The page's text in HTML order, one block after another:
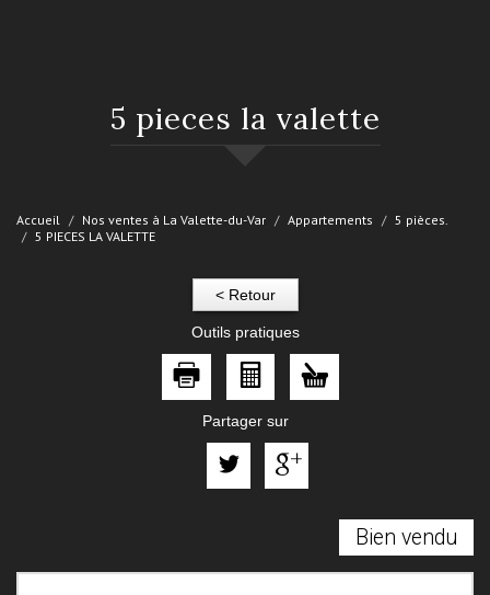
5 pieces la valette
Accueil Nos ventes à La Valette-du-Var Appartements
5 pièces.
5 PIECES LA VALETTE
< Retour
Outils pratiques
Partager sur
Bien vendu